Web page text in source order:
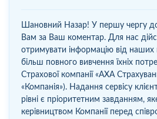
Шановний Назар! У першу чергу
Вам за Ваш коментар. Для нас
отримувати інформацію від наших
більш повного вивчення їхніх
Страхової компанії «АХА
«Компанія»). Надання сервісу
рівні є пріоритетним завданням,
керівництвом Компанії перед